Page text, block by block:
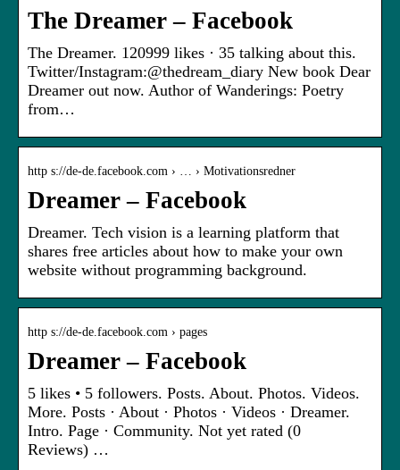
The Dreamer – Facebook
The Dreamer. 120999 likes · 35 talking about this.
Twitter/Instagram:@thedream_diary New book Dear
Dreamer out now. Author of Wanderings: Poetry
from…
http s://de-de.facebook.com › … › Motivationsredner
Dreamer – Facebook
Dreamer. Tech vision is a learning platform that
shares free articles about how to make your own
website without programming background.
http s://de-de.facebook.com › pages
Dreamer – Facebook
5 likes • 5 followers. Posts. About. Photos. Videos.
More. Posts · About · Photos · Videos · Dreamer.
Intro. Page · Community. Not yet rated (0
Reviews) …